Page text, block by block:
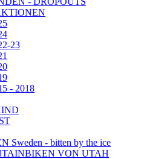
23
- 2018
Sweden - bitten by the ice
VON UTAH